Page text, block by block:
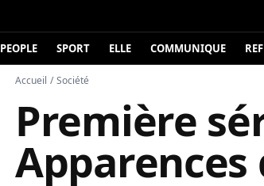
PEOPLE SPORT ELLE COMMUNIQUE
Accueil / Société
Première